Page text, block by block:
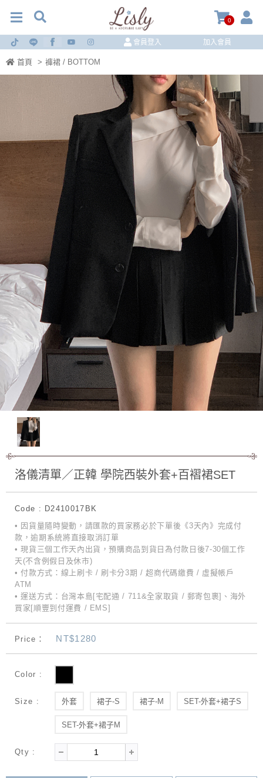
0
會員登入 加入會員
首頁 > 褲裙 / BOTTOM
洛儀清單／正韓 學院西裝外套+百褶裙SET
Code : D2410017BK
• 因貨量隨時變動，請匯款的買家務必於下單後《3天內》完成付
款，逾期系統將直接取消訂單
• 現貨三個工作天內出貨，預購商品到貨日為付款日後7-30個工作
天(不含例假日及休市)
• 付款方式：線上刷卡 / 刷卡分3期 / 超商代碼繳費 / 虛擬帳戶
ATM
• 運送方式：台灣本島[宅配通 / 711&全家取貨 / 郵寄包裹]、海外
買家[順豐到付運費 / EMS]
Price： NT$1280
Color :
Size : 外套 裙子-S 裙子-M SET-外套+裙子S
SET-外套+裙子M
Qty :